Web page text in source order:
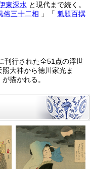
東深水 と現代まで続く。
俗三十二相 」「 魁題百撰
刊行された全51点の浮世
大神から徳川家光ま
描かれる。